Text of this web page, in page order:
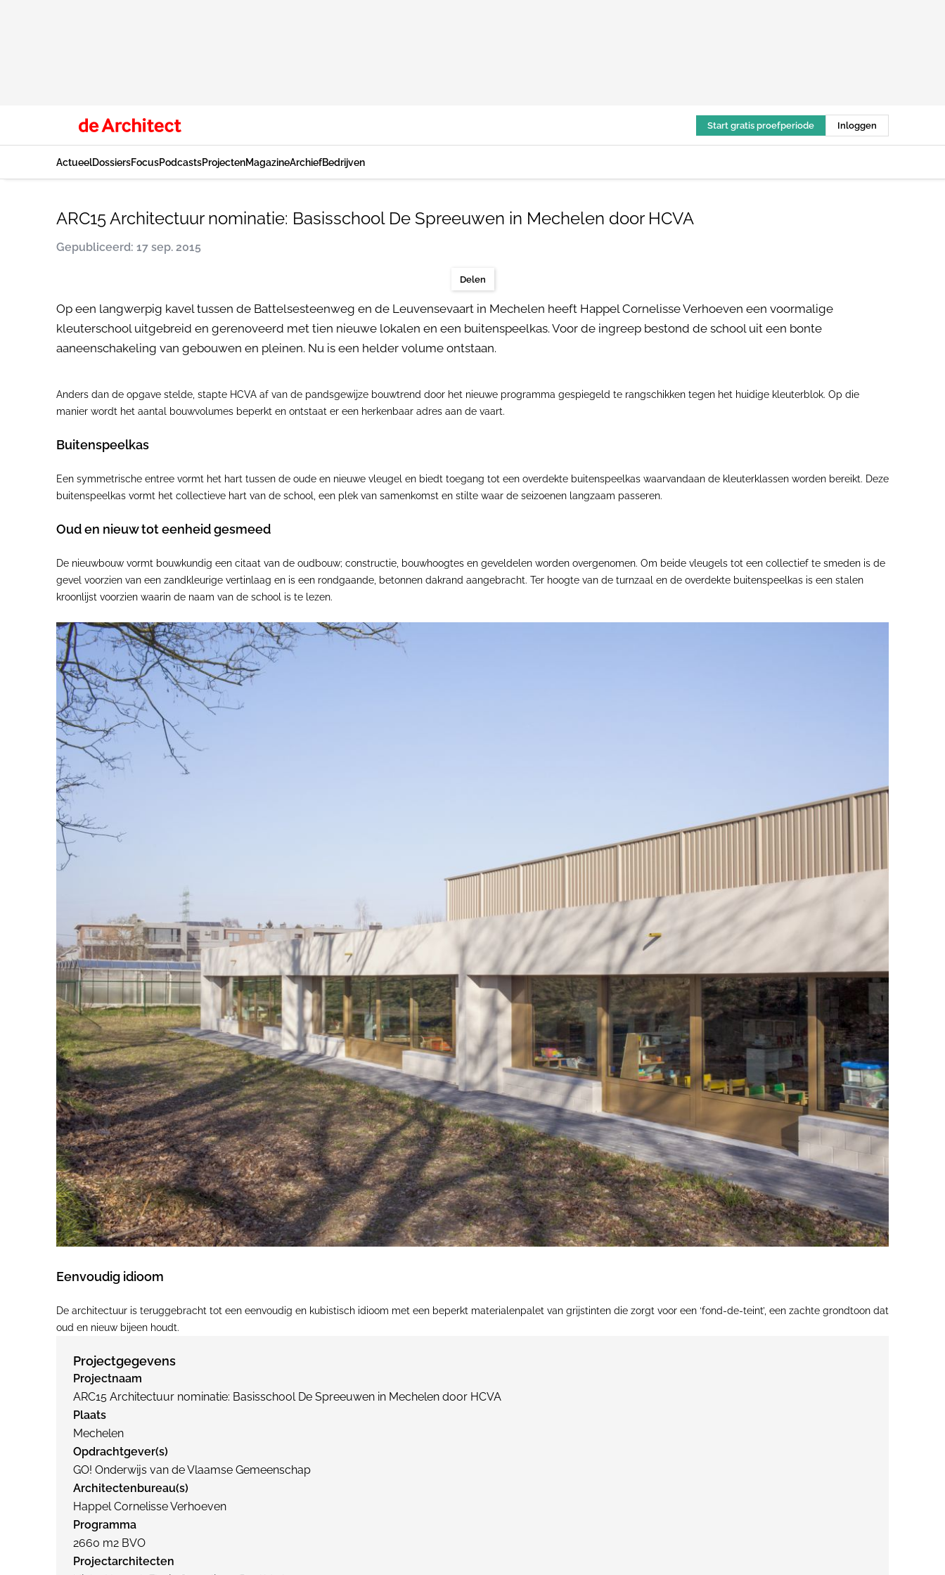
Start gratis proefperiode Inloggen
ActueelDossiersFocusPodcastsProjectenMagazineArchiefBedrijven
ARC15 Architectuur nominatie: Basisschool De Spreeuwen in Mechelen door HCVA
Gepubliceerd: 17 sep. 2015
Delen
Op een langwerpig kavel tussen de Battelsesteenweg en de Leuvensevaart in Mechelen heeft Happel Cornelisse Verhoeven een voormalige
kleuterschool uitgebreid en gerenoveerd met tien nieuwe lokalen en een buitenspeelkas. Voor de ingreep bestond de school uit een bonte
aaneenschakeling van gebouwen en pleinen. Nu is een helder volume ontstaan.
Anders dan de opgave stelde, stapte HCVA af van de pandsgewijze bouwtrend door het nieuwe programma gespiegeld te rangschikken tegen het huidige kleuterblok. Op die
manier wordt het aantal bouwvolumes beperkt en ontstaat er een herkenbaar adres aan de vaart.
Buitenspeelkas
Een symmetrische entree vormt het hart tussen de oude en nieuwe vleugel en biedt toegang tot een overdekte buitenspeelkas waarvandaan de kleuterklassen worden bereikt. Deze
buitenspeelkas vormt het collectieve hart van de school, een plek van samenkomst en stilte waar de seizoenen langzaam passeren.
Oud en nieuw tot eenheid gesmeed
De nieuwbouw vormt bouwkundig een citaat van de oudbouw; constructie, bouwhoogtes en geveldelen worden overgenomen. Om beide vleugels tot een collectief te smeden is de
gevel voorzien van een zandkleurige vertinlaag en is een rondgaande, betonnen dakrand aangebracht. Ter hoogte van de turnzaal en de overdekte buitenspeelkas is een stalen
kroonlijst voorzien waarin de naam van de school is te lezen.
Eenvoudig idioom
De architectuur is teruggebracht tot een eenvoudig en kubistisch idioom met een beperkt materialenpalet van grijstinten die zorgt voor een ‘fond-de-teint’, een zachte grondtoon dat
oud en nieuw bijeen houdt.
Projectgegevens
Projectnaam
ARC15 Architectuur nominatie: Basisschool De Spreeuwen in Mechelen door HCVA
Plaats
Mechelen
Opdrachtgever(s)
GO! Onderwijs van de Vlaamse Gemeenschap
Architectenbureau(s)
Happel Cornelisse Verhoeven
Programma
2660 m2 BVO
Projectarchitecten